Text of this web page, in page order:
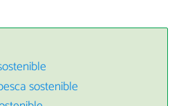
sostenible